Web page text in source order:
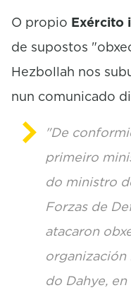
O propio Exército
de supostos
Hezbollah nos
nun comunicado
"De
primeiro
do ministro
Forzas de
atacaron
do Dahye,